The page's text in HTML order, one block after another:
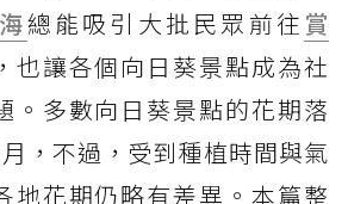
總能吸引大批民眾前往 賞
也讓各個向日葵景點成為社
。多數向日葵景點的花期落
，不過，受到種植時間與氣
地花期仍略有差異。本篇整